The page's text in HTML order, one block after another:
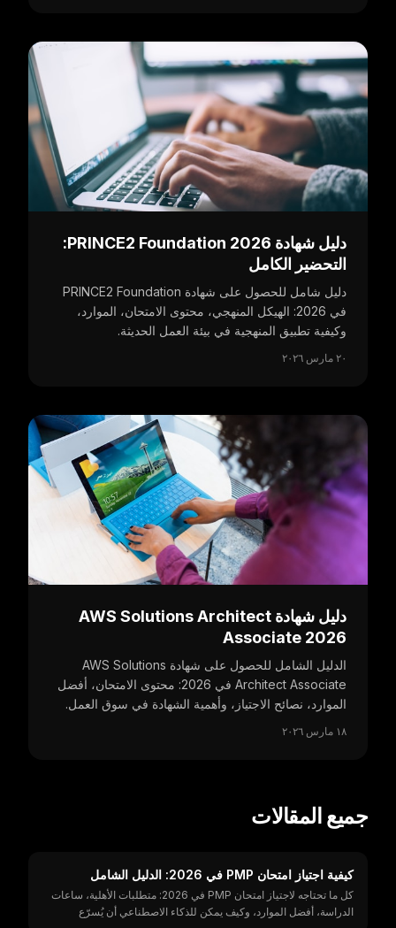
دليل شهادة PRINCE2 Foundation 2026:
التحضير الكامل
دليل شامل للحصول على شهادة PRINCE2 Foundation
في 2026: الهيكل المنهجي، محتوى الامتحان، الموارد،
وكيفية تطبيق المنهجية في بيئة العمل الحديثة.
٢٠ مارس ٢٠٢٦
دليل شهادة AWS Solutions Architect
Associate 2026
الدليل الشامل للحصول على شهادة AWS Solutions
Architect Associate في 2026: محتوى الامتحان، أفضل
الموارد، نصائح الاجتياز، وأهمية الشهادة في سوق العمل.
١٨ مارس ٢٠٢٦
جميع المقالات
كيفية اجتياز امتحان PMP في 2026: الدليل الشامل
كل ما تحتاجه لاجتياز امتحان PMP في 2026: متطلبات الأهلية، ساعات
الدراسة، أفضل الموارد، وكيف يمكن للذكاء الاصطناعي أن يُسرّع